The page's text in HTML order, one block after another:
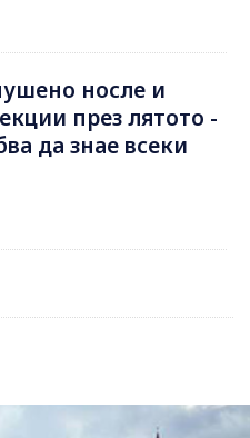
носле и
през лятотo -
да знае всеки